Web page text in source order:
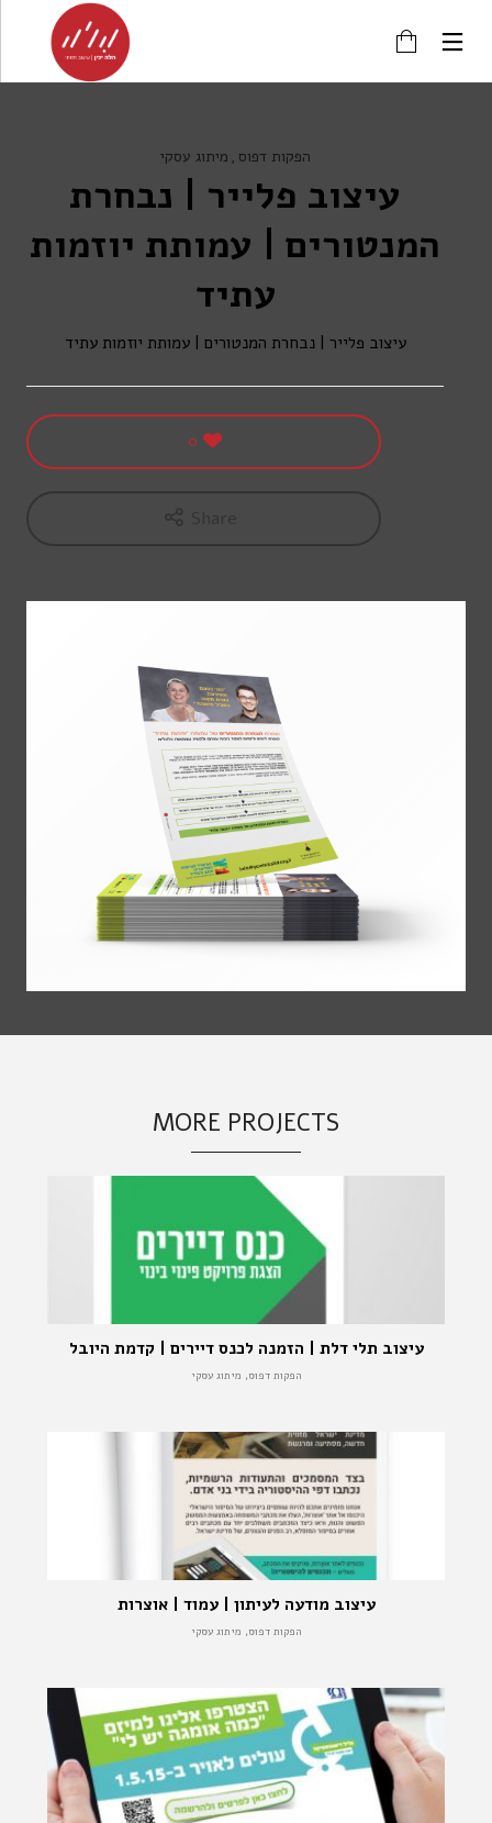
הפקות דפוס מיתוג עסקי
עיצוב פלייר | נבחרת
המנטורים | עמותת יוזמות
עתיד
עיצוב פלייר | נבחרת המנטורים | עמותת יוזמות עתיד
0
MORE PROJECTS
עיצוב תלי דלת | הזמנה לכנס דיירים | קדמת היובל
הפקות דפוס, מיתוג עסקי
עיצוב מודעה לעיתון | עמוד | אוצרות
הפקות דפוס, מיתוג עסקי